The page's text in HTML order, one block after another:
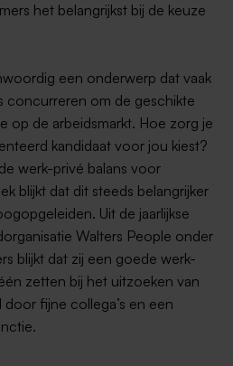
het belangrijkst bij de keuze
een onderwerp dat vaak
concurreren om de geschikte
op de arbeidsmarkt. Hoe zorg je
kandidaat voor jou kiest?
werk-privé balans voor
blijkt dat dit steeds belangrijker
Uit de jaarlijkse
Walters People onder
blijkt dat zij een goede werk-
zetten bij het uitzoeken van
fijne collega’s en een